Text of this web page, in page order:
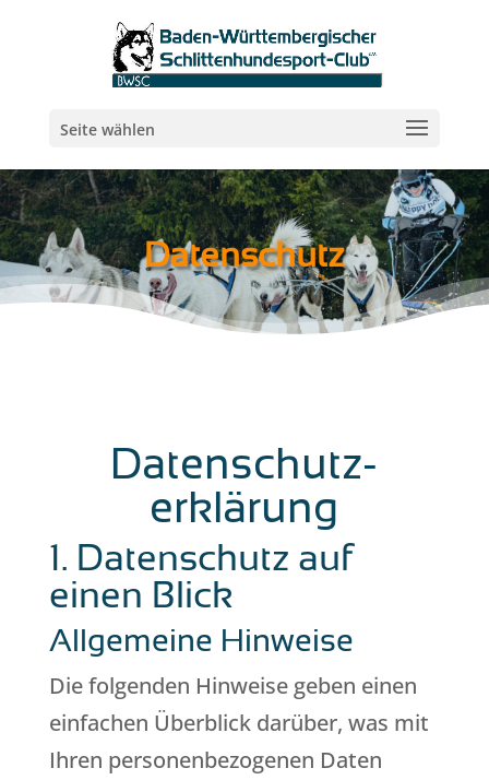
Seite wählen
Datenschutz
Datenschutz­
erklärung
1. Datenschutz auf
einen Blick
Allgemeine Hinweise
Die folgenden Hinweise geben einen
einfachen Überblick darüber, was mit
Ihren personenbezogenen Daten